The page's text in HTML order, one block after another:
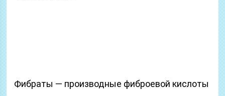
Фибраты — производные фиброевой кислоты